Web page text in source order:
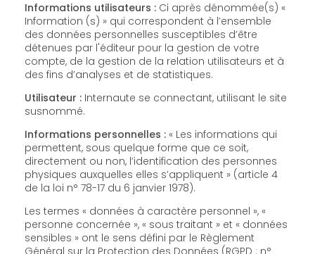
Informations utilisateurs : Ci après dénommée(s) «
Information (s) » qui correspondent à l’ensemble
des données personnelles susceptibles d’être
détenues par l'éditeur pour la gestion de votre
compte, de la gestion de la relation utilisateurs et à
des fins d’analyses et de statistiques.
Utilisateur : Internaute se connectant, utilisant le site
susnommé.
Informations personnelles : « Les informations qui
permettent, sous quelque forme que ce soit,
directement ou non, l’identification des personnes
physiques auxquelles elles s’appliquent » (article 4
de la loi n° 78-17 du 6 janvier 1978).
Les termes « données à caractère personnel », «
personne concernée », « sous traitant » et « données
sensibles » ont le sens défini par le Règlement